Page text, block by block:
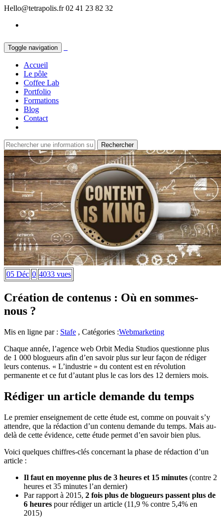
Hello@tetrapolis.fr 02 41 23 82 32
Toggle navigation
Accueil
Le pôle
Coffee Lab
Portfolio
Formations
Blog
Contact
05 Déc 0 4033 vues
Création de contenus : Où en sommes-
nous ?
Mis en ligne par : Stafe , Catégories :Webmarketing
Chaque année, l’agence web Orbit Media Studios questionne plus
de 1 000 blogueurs afin d’en savoir plus sur leur façon de rédiger
leurs contenus. « L’industrie » du content est en révolution
permanente et ce fut d’autant plus le cas lors des 12 derniers mois.
Rédiger un article demande du temps
Le premier enseignement de cette étude est, comme on pouvait s’y
attendre, que la rédaction d’un contenu demande du temps. Mais au-
delà de cette évidence, cette étude permet d’en savoir bien plus.
Voici quelques chiffres-clés concernant la phase de rédaction d’un
article :
Il faut en moyenne plus de 3 heures et 15 minutes (contre 2
heures et 35 minutes l’an dernier)
Par rapport à 2015, 2 fois plus de blogueurs passent plus de
6 heures pour rédiger un article (11,9 % contre 5,4% en
2015)